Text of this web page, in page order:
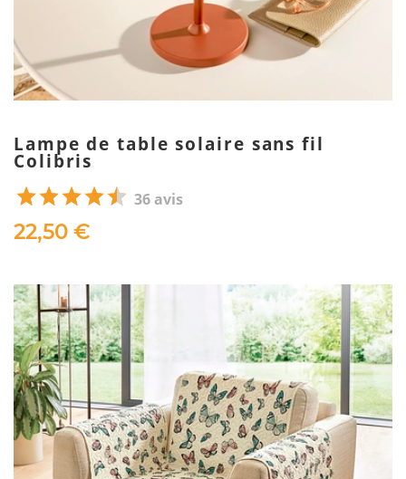
Lampe de table solaire sans fil
Colibris
36 avis
22,50 €